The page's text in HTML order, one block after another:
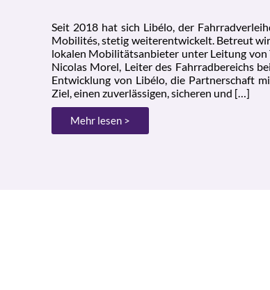
Seit 2018 hat sich Libélo, der
Mobilités, stetig weiterentwickelt. Betreut
lokalen Mobilitätsanbieter unter Leitung von
Nicolas Morel, Leiter des Fahrradbereichs
Entwicklung von Libélo, die Partnerschaft
Ziel, einen zuverlässigen, sicheren und […]
Mehr lesen >